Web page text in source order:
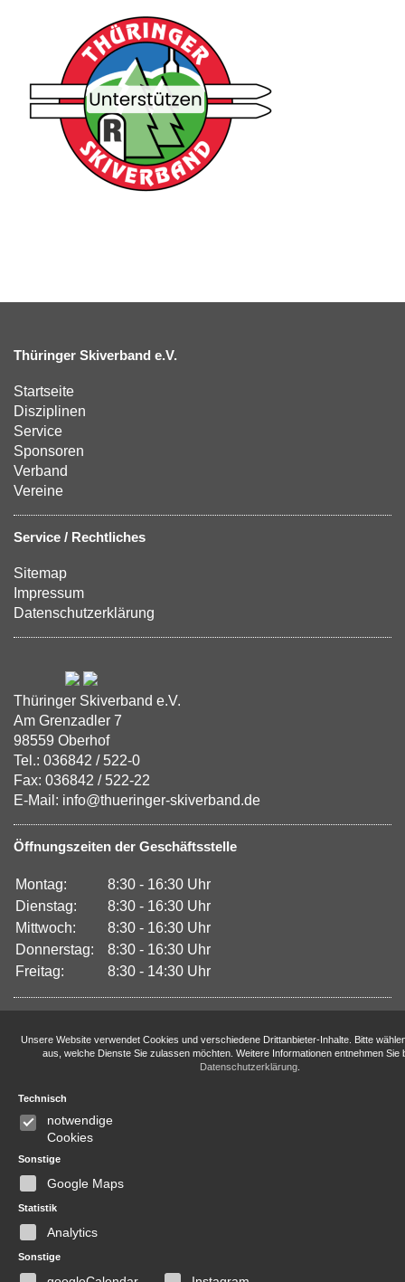
Thüringer Skiverband e.V.
Startseite
Disziplinen
Service
Sponsoren
Verband
Vereine
Service / Rechtliches
Sitemap
Impressum
Datenschutzerklärung
Thüringer Skiverband e.V.
Am Grenzadler 7
98559 Oberhof
Tel.: 036842 / 522-0
Fax: 036842 / 522-22
E-Mail: info@thueringer-skiverband.de
Öffnungszeiten der Geschäftsstelle
Montag:
8:30 - 16:30 Uhr
Dienstag:
8:30 - 16:30 Uhr
Mittwoch:
8:30 - 16:30 Uhr
Donnerstag:
8:30 - 16:30 Uhr
Freitag:
8:30 - 14:30 Uhr
Unsere Website verwendet Cookies und verschiedene Drittanbieter-Inhalte. Bitte
aus, welche Dienste Sie zulassen möchten. Weitere Informationen entnehmen Sie
Datenschutzerklärung.
Technisch
notwendige
Cookies
Sonstige
Google Maps
Statistik
Analytics
Sonstige